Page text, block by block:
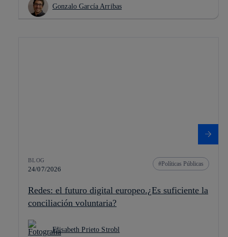
Gonzalo García Arribas
BLOG
24/07/2026
Políticas Públicas
Redes: el futuro digital europeo.¿Es suficiente la
conciliación voluntaria?
Elisabeth Prieto Strobl